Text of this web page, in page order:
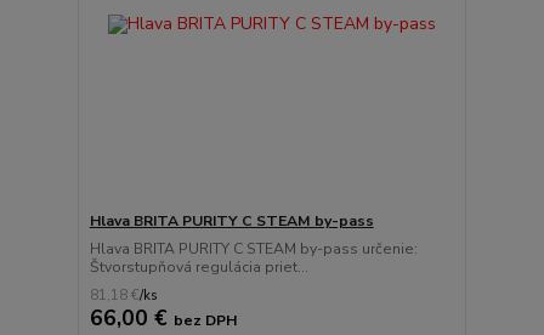
Hlava BRITA PURITY C STEAM by-pass
Hlava BRITA PURITY C STEAM by-pass určenie:
Štvorstupňová regulácia priet...
81,18 €/ks
66,00 € bez DPH